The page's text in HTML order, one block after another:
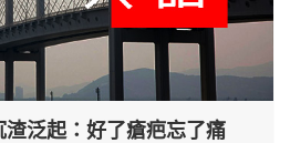
渣泛起：好了瘡疤忘了痛